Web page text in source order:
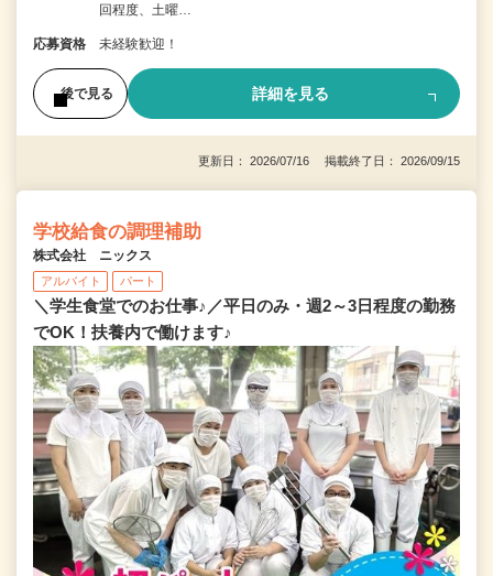
回程度、土曜…
応募資格 未経験歓迎！
後で見る 詳細を見る
更新日： 2026/07/16 掲載終了日： 2026/09/15
学校給食の調理補助
株式会社 ニックス
アルバイト パート
＼学生食堂でのお仕事♪／平日のみ・週2～3日程度の勤務
でOK！扶養内で働けます♪